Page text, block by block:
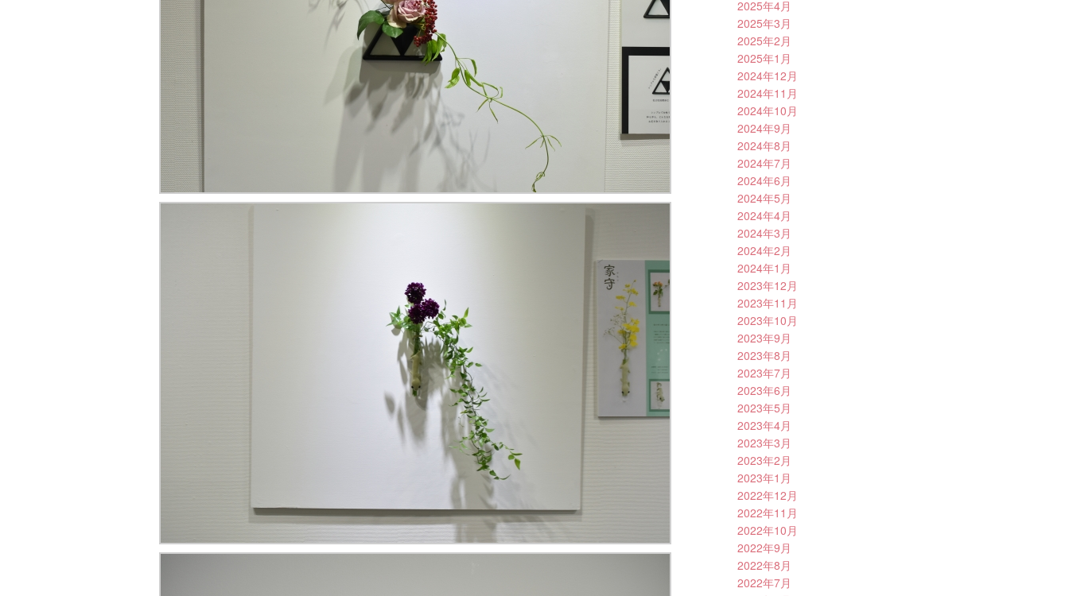
2025年4月
2025年3月
2025年2月
2025年1月
2024年12月
2024年11月
2024年10月
2024年9月
2024年8月
2024年7月
2024年6月
2024年5月
2024年4月
2024年3月
2024年2月
2024年1月
2023年12月
2023年11月
2023年10月
2023年9月
2023年8月
2023年7月
2023年6月
2023年5月
2023年4月
2023年3月
2023年2月
2023年1月
2022年12月
2022年11月
2022年10月
2022年9月
2022年8月
2022年7月